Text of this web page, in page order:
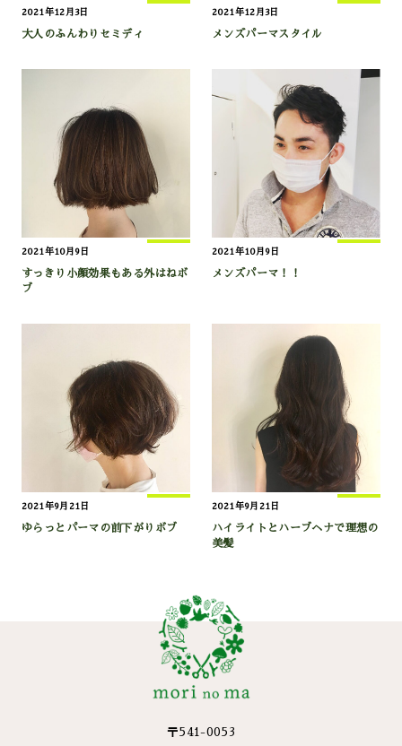
2021年12月3日
大人のふんわりセミディ
2021年12月3日
メンズパーマスタイル
2021年10月9日
すっきり小顔効果もある外はねボ
ブ
2021年10月9日
メンズパーマ！！
2021年9月21日
ゆらっとパーマの前下がりボブ
2021年9月21日
ハイライトとハーブヘナで理想の
美髪
〒541-0053